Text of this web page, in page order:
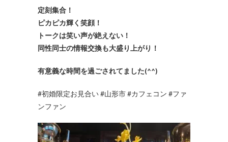
定刻集合！
ピカピカ輝く笑顔！
トークは笑い声が絶えない！
同性同士の情報交換も大盛り上がり！
有意義な時間を過ごされてました(^^)
#初婚限定お見合い #山形市 #カフェコン #ファ
ンファン